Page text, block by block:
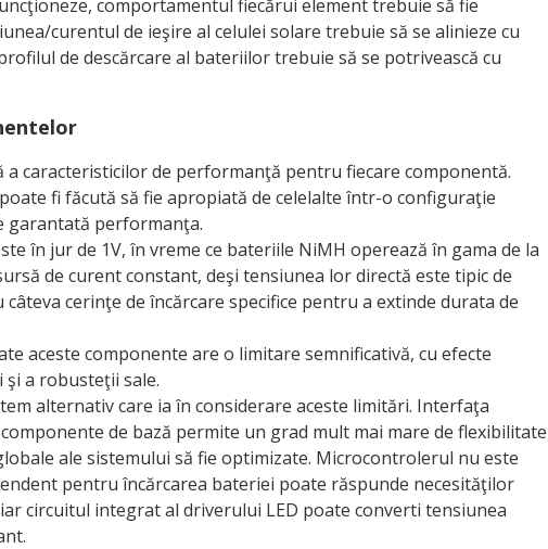
comportamentul fiecărui element trebuie să fie
curentul de ieşire al celulei solare trebuie să se alinieze cu
de descărcare al bateriilor trebuie să se potrivească cu
caracteristicilor de performanţă pentru fiecare componentă.
fi făcută să fie apropiată de celelalte într-o configuraţie
garantată performanţa.
în jur de 1V, în vreme ce bateriile NiMH operează în gama de la
de curent constant, deşi tensiunea lor directă este tipic de
cerinţe de încărcare specifice pentru a extinde durata de
aceste componente are o limitare semnificativă, cu efecte
a robusteţii sale.
alternativ care ia în considerare aceste limitări. Interfaţa
de bază permite un grad mult mai mare de
ale sistemului să fie optimizate. Microcontrolerul nu este
pentru încărcarea bateriei poate răspunde necesităţilor
circuitul integrat al driverului LED poate converti tensiunea